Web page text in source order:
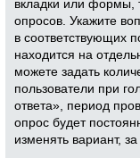
вкладки или формы,
опросов. Укажите
в соответствующих
находится на
можете задать
пользователи при
ответа», период
опрос будет
изменять вариант,